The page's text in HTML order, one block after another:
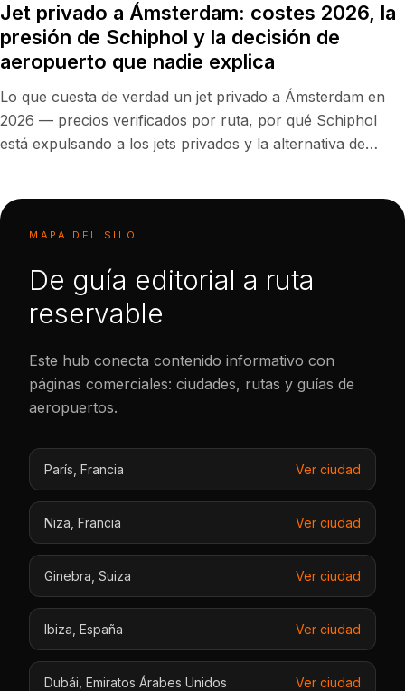
Jet privado a Ámsterdam: costes 2026, la
presión de Schiphol y la decisión de
aeropuerto que nadie explica
Lo que cuesta de verdad un jet privado a Ámsterdam en
2026 — precios verificados por ruta, por qué Schiphol
está expulsando a los jets privados y la alternativa de
MAPA DEL SILO
De guía editorial a ruta
reservable
Este hub conecta contenido informativo con
páginas comerciales: ciudades, rutas y guías de
aeropuertos.
París Francia Ver ciudad
Niza Francia Ver ciudad
Ginebra Suiza Ver ciudad
Ibiza España Ver ciudad
Dubái Emiratos Árabes Unidos Ver ciudad